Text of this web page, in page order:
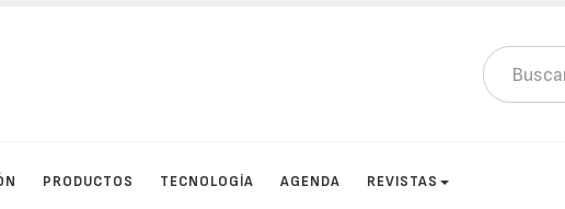
PRODUCTOS TECNOLOGÍA AGENDA REVISTAS